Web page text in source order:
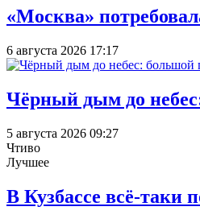
«Москва»
6 августа 2026 17:17
Чёрный дым до
5 августа 2026 09:27
Чтиво
Лучшее
В Кузбассе всё-таки